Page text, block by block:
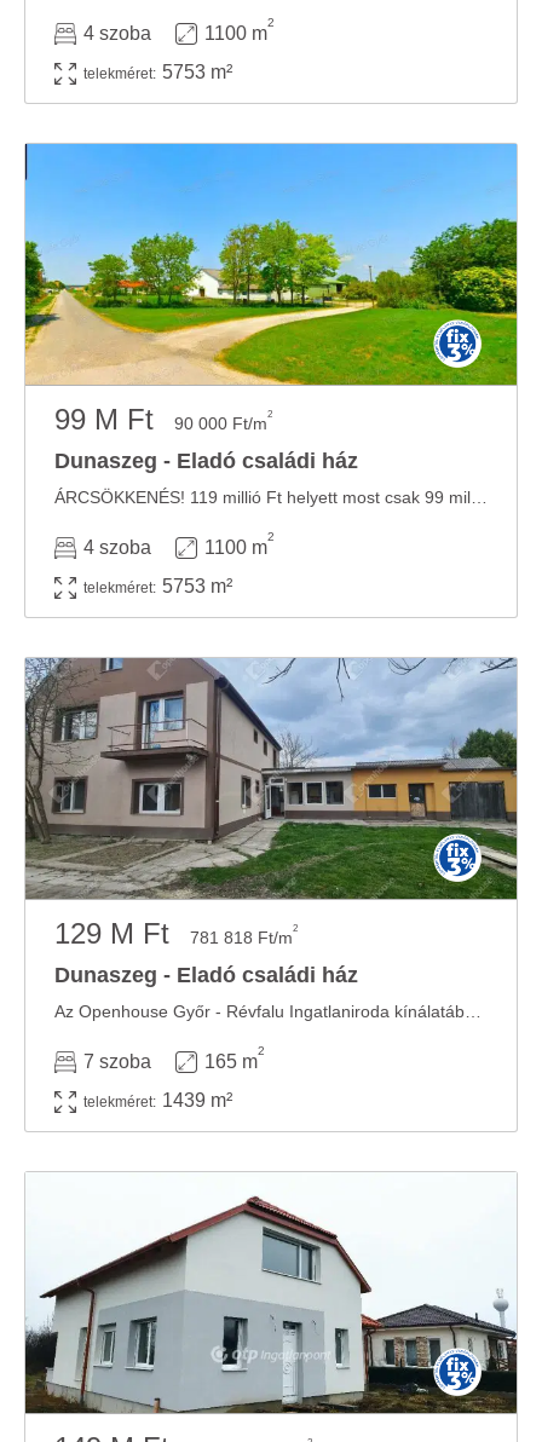
4 szoba 1100 m
2
telekméret: 5753 m²
99 M Ft 90 000 Ft/m2
Dunaszeg - Eladó családi ház
4 szoba 1100 m
2
telekméret: 5753 m²
129 M Ft 781 818 Ft/m2
Dunaszeg - Eladó családi ház
7 szoba 165 m
2
telekméret: 1439 m²